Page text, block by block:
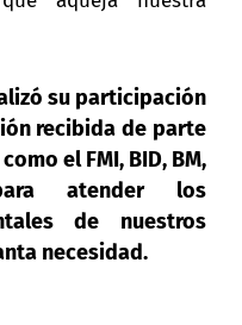
su participación
recibida de parte
el FMI, BID, BM,
atender los
de nuestros
necesidad.